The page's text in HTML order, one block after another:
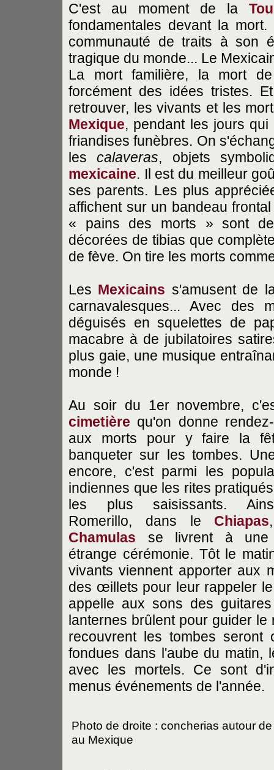
C'est au moment de la
fondamentales devant la mort.
communauté de traits à son
tragique du monde... Le
La mort familière, la mort
forcément des idées tristes.
retrouver, les vivants et les
Mexique, pendant les jours
friandises funèbres. On
lescalaveras, objets
mexicaine. Il est du meilleur
ses parents. Les plus
affichent sur un bandeau
« pains des morts » sont
décorées de tibias que
de fève. On tire les morts
Les Mexicains s'amusent de
carnavalesques... Avec des
déguisés en squelettes de
macabre à de jubilatoires
plus gaie, une musique
monde !
Au soir du 1er novembre,
cimetière qu'on donne
aux morts pour y faire la
banqueter sur les tombes.
encore, c'est parmi les
indiennes que les rites
les plus saisissants.
Romerillo, dans le Chiapas
Chamulas se livrent à une
étrange cérémonie. Tôt le
vivants viennent apporter aux
des œillets pour leur rappeler
appelle aux sons des
lanternes brûlent pour guider
recouvrent les tombes seront
fondues dans l'aube du matin,
avec les mortels. Ce sont
menus événements de l'année.
Photo de droite : concherias autour
au Mexique